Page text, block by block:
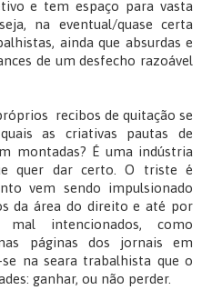
e tem espaço para vasta
na eventual/quase certa
ainda que absurdas e
de um desfecho razoável
recibos de quitação se
as criativas pautas de
montadas? É uma indústria
quer dar certo. O triste é
vem sendo impulsionado
da área do direito e até por
intencionados, como
páginas dos jornais em
na seara trabalhista que o
ganhar, ou não perder.